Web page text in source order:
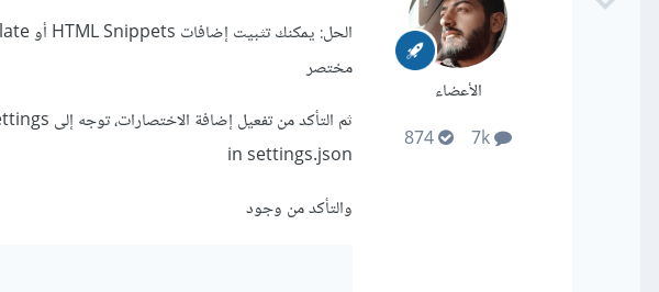
الأعضاء
مختصر
in settings.json
والتأكد من وجود